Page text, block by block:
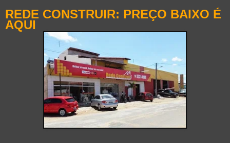
REDE CONSTRUIR: PREÇO BAIXO É
AQUI